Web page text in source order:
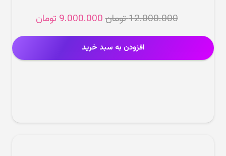
12.000.000تومان
قیمت
بود.
9.000.000 تومان
است.
افزودن به سبد خرید